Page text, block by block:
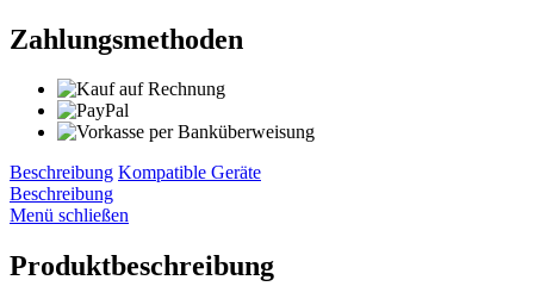
Zahlungsmethoden
Beschreibung Kompatible Geräte
Beschreibung
Menü schließen
Produktbeschreibung